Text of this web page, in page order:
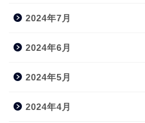
2024年7月
2024年6月
2024年5月
2024年4月